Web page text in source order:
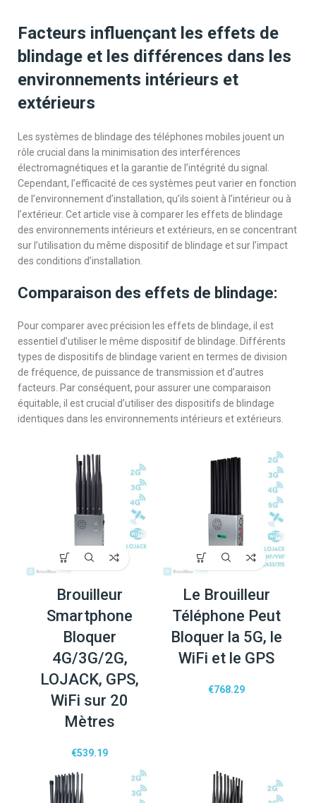
Facteurs influençant les effets de
blindage et les différences dans les
environnements intérieurs et
extérieurs
Les systèmes de blindage des téléphones mobiles jouent un
rôle crucial dans la minimisation des interférences
électromagnétiques et la garantie de l’intégrité du signal.
Cependant, l’efficacité de ces systèmes peut varier en fonction
de l’environnement d’installation, qu’ils soient à l’intérieur ou à
l’extérieur. Cet article vise à comparer les effets de blindage
des environnements intérieurs et extérieurs, en se concentrant
sur l’utilisation du même dispositif de blindage et sur l’impact
des conditions d’installation.
Comparaison des effets de blindage:
Pour comparer avec précision les effets de blindage, il est
essentiel d’utiliser le même dispositif de blindage. Différents
types de dispositifs de blindage varient en termes de division
de fréquence, de puissance de transmission et d’autres
facteurs. Par conséquent, pour assurer une comparaison
équitable, il est crucial d’utiliser des dispositifs de blindage
identiques dans les environnements intérieurs et extérieurs.
Brouilleur
Smartphone
Bloquer
4G/3G/2G,
LOJACK, GPS,
WiFi sur 20
Mètres
€539.19
Le Brouilleur
Téléphone Peut
Bloquer la 5G, le
WiFi et le GPS
€768.29